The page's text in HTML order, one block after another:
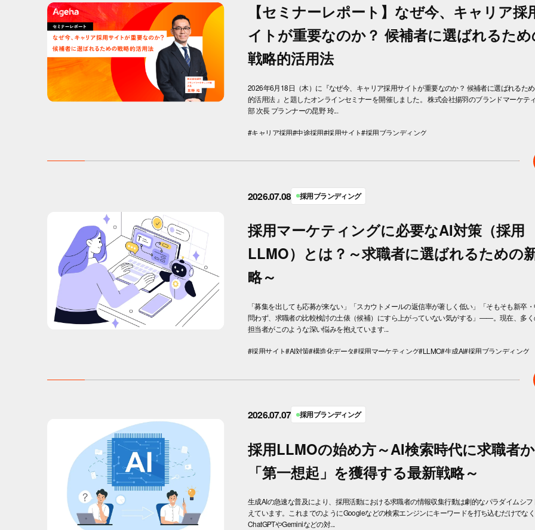
【セミナーレポート】なぜ今、キャリア採
イトが重要なのか？ 候補者に選ばれるため
戦略的活用法
2026年6月18日（木）に『なぜ今、キャリア採用サイトが重要なのか？ 候補者に選ばれるた
的活用法 』と題したオンラインセミナーを開催しました。 株式会社揚羽のブランドマーケテ
部 次長 プランナーの昆野 玲...
#キャリア採用#中途採用#採用サイト#採用ブランディング
2026.07.08 採用ブランディング
採用マーケティングに必要なAI対策（採用
LLMO）とは？～求職者に選ばれるための
略～
「募集を出しても応募が来ない」「スカウトメールの返信率が著しく低い」「そもそも新卒
問わず、求職者の比較検討の土俵（候補）にすら上がっていない気がする」——。現在、多
担当者がこのような深い悩みを抱えています...
#採用サイト#AI対策#構造化データ#採用マーケティング#LLMO#生成AI#採用ブランディング
2026.07.07 採用ブランディング
採用LLMOの始め方～AI検索時代に求職者
「第一想起」を獲得する最新戦略～
生成AIの急速な普及により、採用活動における求職者の情報収集行動は劇的なパラダイムシフ
えています。これまでのようにGoogleなどの検索エンジンにキーワードを打ち込むだけでなく
ChatGPTやGeminiなどの対...